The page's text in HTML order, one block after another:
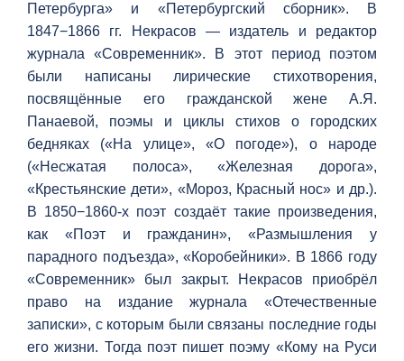
Петербурга» и «Петербургский сборник». В
1847−1866 гг. Некрасов — издатель и редактор
журнала «Современник». В этот период поэтом
были написаны лирические стихотворения,
посвящённые его гражданской жене А.Я.
Панаевой, поэмы и циклы стихов о городских
бедняках («На улице», «О погоде»), о народе
(«Несжатая полоса», «Железная дорога»,
«Крестьянские дети», «Мороз, Красный нос» и др.).
В 1850−1860-х поэт создаёт такие произведения,
как «Поэт и гражданин», «Размышления у
парадного подъезда», «Коробейники». В 1866 году
«Современник» был закрыт. Некрасов приобрёл
право на издание журнала «Отечественные
записки», с которым были связаны последние годы
его жизни. Тогда поэт пишет поэму «Кому на Руси